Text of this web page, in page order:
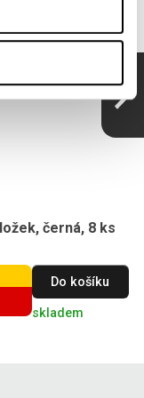
černá, 8 ks
Do košíku
skladem